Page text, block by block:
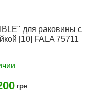
для раковины с
[10] FALA 75711
грн